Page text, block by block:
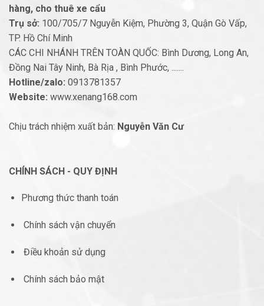
hàng, cho thuê xe cẩu
Trụ sở: 100/705/7 Nguyễn Kiệm, Phường 3, Quận Gò Vấp,
TP. Hồ Chí Minh
CÁC CHI NHÁNH TRÊN TOÀN QUỐC: Bình Dương, Long An,
Đồng Nai Tây Ninh, Bà Rịa , Bình Phước, .......
Hotline/zalo: 0913781357
Website: www.xenang168.com
Chịu trách nhiệm xuất bản: Nguyễn Văn Cư
CHÍNH SÁCH - QUY ĐỊNH
Phương thức thanh toán
Chính sách vận chuyển
Điều khoản sử dụng
Chính sách bảo mật